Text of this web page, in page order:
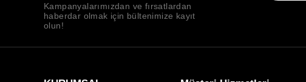
Kampanyalarımızdan ve fırsatlardan
haberdar olmak için bültenimize kayıt
olun!